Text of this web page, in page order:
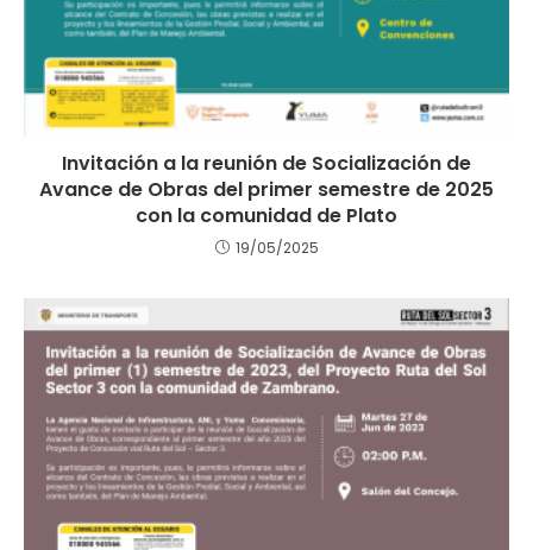
Invitación a la reunión de Socialización de
Avance de Obras del primer semestre de 2025
con la comunidad de Plato
19/05/2025